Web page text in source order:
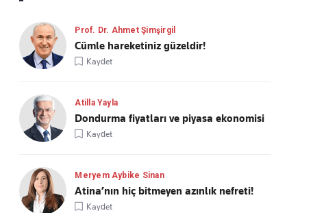
Prof. Dr. Ahmet Şimşirgil
Cümle hareketiniz güzeldir!
Kaydet
Atilla Yayla
Dondurma fiyatları ve piyasa ekonomisi
Kaydet
Meryem Aybike Sinan
Atina’nın hiç bitmeyen azınlık nefreti!
Kaydet